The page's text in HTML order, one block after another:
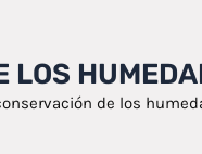
LOS
de los